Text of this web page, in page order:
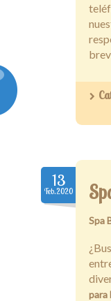
13
Feb.2020
Spa
para